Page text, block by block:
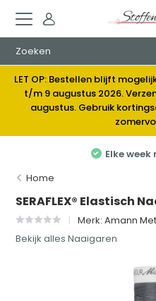
LET OP: Bestellen blijft
t/m 9 augustus 2026.
augustus. Gebruik
Elke
Home
SERAFLEX® Elastisch
Merk:Amann
Bekijk alles Naaigaren